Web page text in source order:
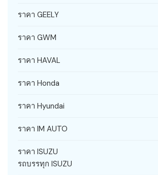
ราคา GEELY
ราคา GWM
ราคา HAVAL
ราคา Honda
ราคา Hyundai
ราคา IM AUTO
ราคา ISUZU
รถบรรทุก ISUZU